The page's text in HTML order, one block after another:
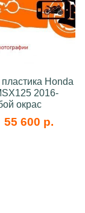
Honda
2016-
окрас
55 600 р.